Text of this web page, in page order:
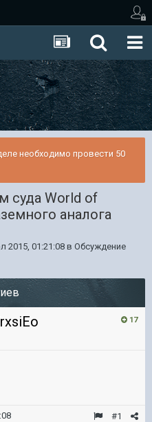
необходимо провести 50
суда World of
аналога
2015, 01:21:08 в Обсуждение
17
#1